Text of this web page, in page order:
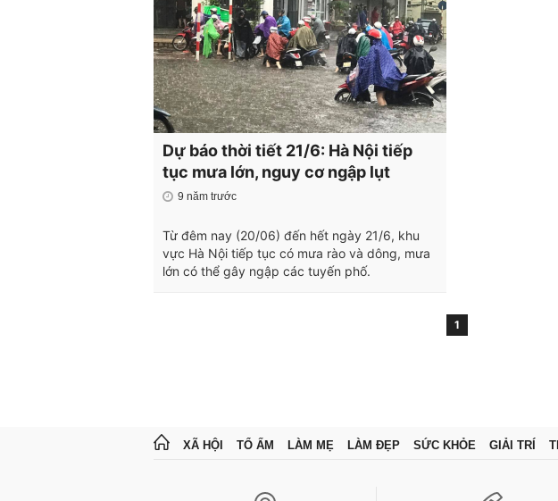
Dự báo thời tiết 21/6: Hà Nội tiếp
tục mưa lớn, nguy cơ ngập lụt
9 năm trước
Từ đêm nay (20/06) đến hết ngày 21/6, khu
vực Hà Nội tiếp tục có mưa rào và dông, mưa
lớn có thể gây ngập các tuyến phố.
1
XÃ HỘI TỔ ẤM LÀM MẸ LÀM ĐẸP SỨC KHỎE GIẢI TRÍ